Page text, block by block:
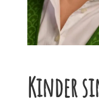
Kinder